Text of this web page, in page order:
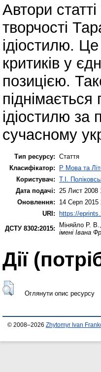
Автори
творчості
ідіостилю.
критиків у
позицією.
ідіостилю за
сучасному
Тип ресурсу: Стаття
Класифікатор:
P Мова та
Користувач: Т.І.
Дата подачі:
25 Лист 2008
Оновлення:
14 Серп 2015
URI: https://
ДСТУ 8302:2015:
Міняйло Р. В.
імені Івана
Дії
Оглянути опис ресурсу
© 2008–2026 Zhytomyr Ivan